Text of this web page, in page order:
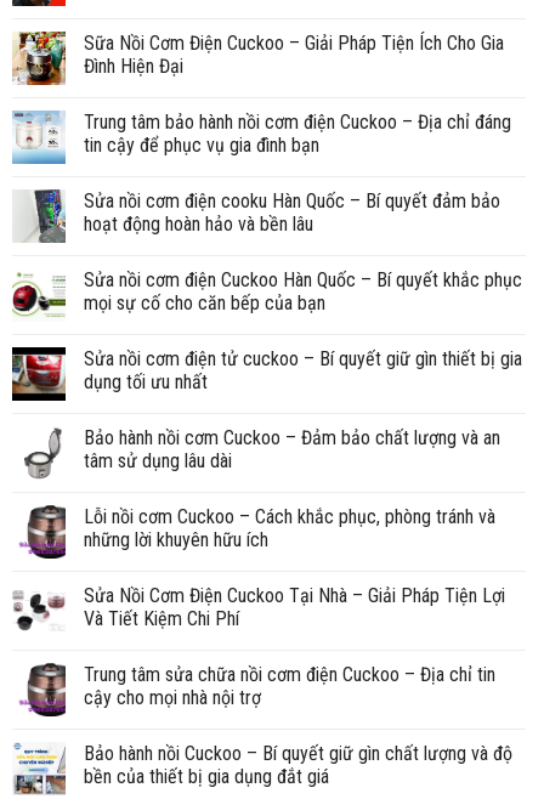
Sữa Nồi Cơm Điện Cuckoo – Giải Pháp Tiện Ích Cho Gia
Đình Hiện Đại
Trung tâm bảo hành nồi cơm điện Cuckoo – Địa chỉ đáng
tin cậy để phục vụ gia đình bạn
Sửa nồi cơm điện cooku Hàn Quốc – Bí quyết đảm bảo
hoạt động hoàn hảo và bền lâu
Sửa nồi cơm điện Cuckoo Hàn Quốc – Bí quyết khắc phục
mọi sự cố cho căn bếp của bạn
Sửa nồi cơm điện tử cuckoo – Bí quyết giữ gìn thiết bị gia
dụng tối ưu nhất
Bảo hành nồi cơm Cuckoo – Đảm bảo chất lượng và an
tâm sử dụng lâu dài
Lỗi nồi cơm Cuckoo – Cách khắc phục, phòng tránh và
những lời khuyên hữu ích
Sửa Nồi Cơm Điện Cuckoo Tại Nhà – Giải Pháp Tiện Lợi
Và Tiết Kiệm Chi Phí
Trung tâm sửa chữa nồi cơm điện Cuckoo – Địa chỉ tin
cậy cho mọi nhà nội trợ
Bảo hành nồi Cuckoo – Bí quyết giữ gìn chất lượng và độ
bền của thiết bị gia dụng đắt giá